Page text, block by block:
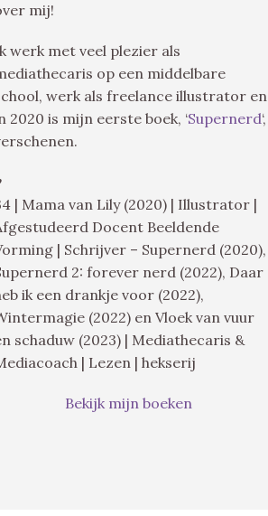
mij!
werk met veel plezier als
op een middelbare
werk als freelance illustrator en
2020 is mijn eerste boek, ‘Supernerd‘,
| Mama van Lily (2020) | Illustrator |
Docent Beeldende
| Schrijver – Supernerd (2020),
2: forever nerd (2022), Daar
ik een drankje voor (2022),
(2022) en Vloek van vuur
schaduw (2023) | Mediathecaris &
| Lezen | hekserij
Bekijk mijn boeken